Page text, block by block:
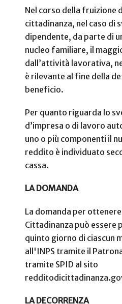
Nel corso della fruizione
cittadinanza, nel caso di
dipendente, da parte di
nucleo familiare, il
dall’attività lavorativa,
è rilevante al fine della
beneficio.
Per quanto riguarda lo
d’impresa o di lavoro
uno o più componenti il
reddito è individuato
cassa.
LA DOMANDA
La domanda per
Cittadinanza può essere
quinto giorno di ciascun
all'INPS tramite il
tramite SPID al sito
LA DECORRENZA